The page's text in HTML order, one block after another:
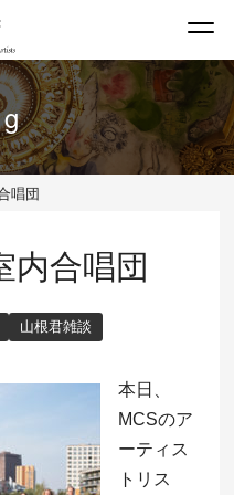
唱団
内合唱団
山根君雑談
本日、
MCSのア
ーティス
トリス